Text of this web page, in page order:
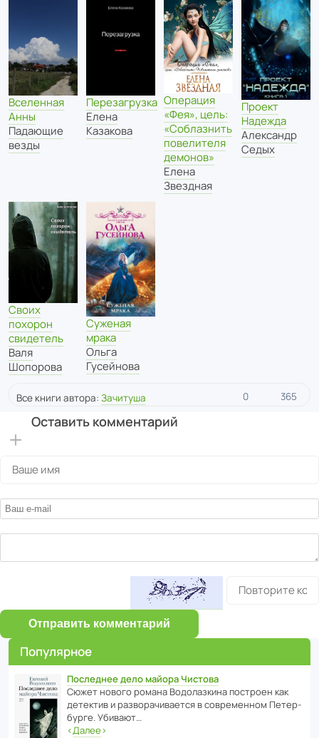
Вселенная
Анны
Падающие
везды
Перезагрузка
Елена
Казакова
Операция
«Фея», цель:
«Соблазнить
повелителя
демонов»
Елена
Звездная
Проект
Надежда
Александр
Седых
Своих
похорон
свидетель
Валя
Шопорова
Суженая
мрака
Ольга
Гусейнова
Все книги автора: Зачитуша 0 365
Оставить комментарий
Отправить комментарий
Популярное
Последнее дело майора Чистова
Сюжет нового романа Водо­ла­з­кина пост­роен как
дете­ктив и разво­ра­чи­ва­ется в совре­менном Пете­р­
бурге. Убивают…
‹Далее›